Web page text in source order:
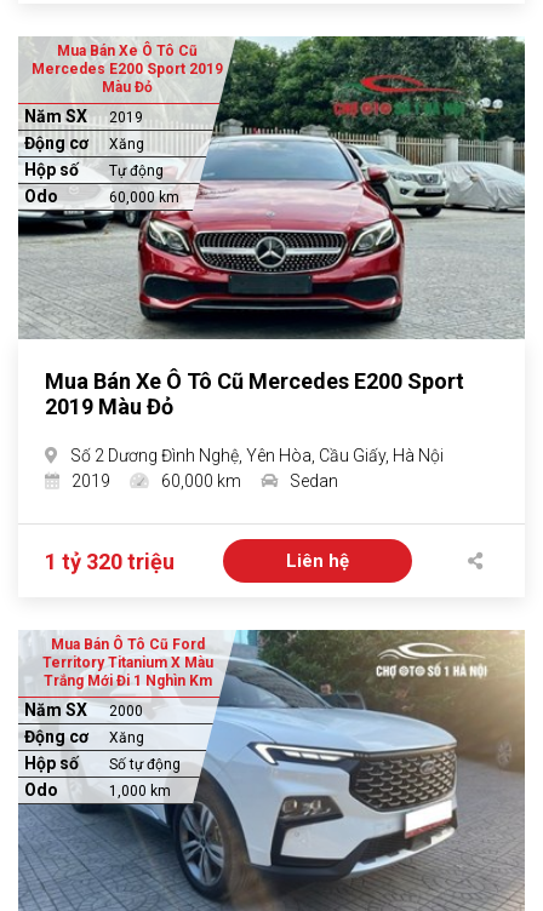
Mua Bán Xe Ô Tô Cũ
Mercedes E200 Sport 2019
Màu Đỏ
Năm SX 2019
Động cơ Xăng
Hộp số Tự động
Odo 60,000 km
Mua Bán Xe Ô Tô Cũ Mercedes E200 Sport
2019 Màu Đỏ
Số 2 Dương Đình Nghệ, Yên Hòa, Cầu Giấy, Hà Nội
2019
60,000 km Sedan
1 tỷ 320 triệu Liên hệ
Mua Bán Ô Tô Cũ Ford
Territory Titanium X Màu
Trắng Mới Đi 1 Nghìn Km
Năm SX 2000
Động cơ Xăng
Hộp số Số tự động
Odo 1,000 km